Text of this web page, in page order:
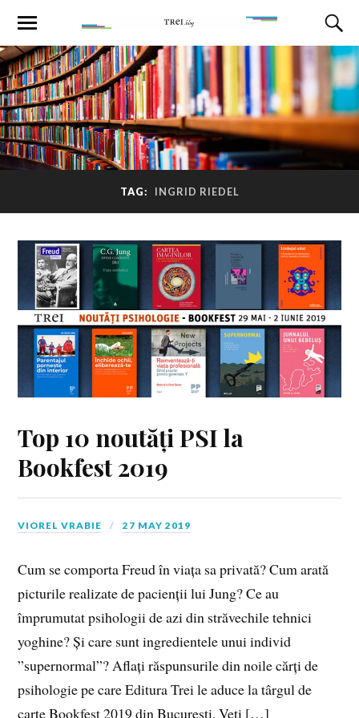
TAG: INGRID RIEDEL
Top 10 noutăți PSI la
Bookfest 2019
VIOREL VRABIE 27 MAY 2019
Cum se comporta Freud în viața sa privată? Cum arată
picturile realizate de pacienții lui Jung? Ce au
împrumutat psihologii de azi din străvechile tehnici
yoghine? Și care sunt ingredientele unui individ
”supernormal”? Aflați răspunsurile din noile cărți de
psihologie pe care Editura Trei le aduce la târgul de
carte Bookfest 2019 din București. Veți […]